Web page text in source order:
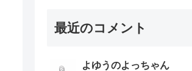
最近のコメント
よゆうのよっちゃん